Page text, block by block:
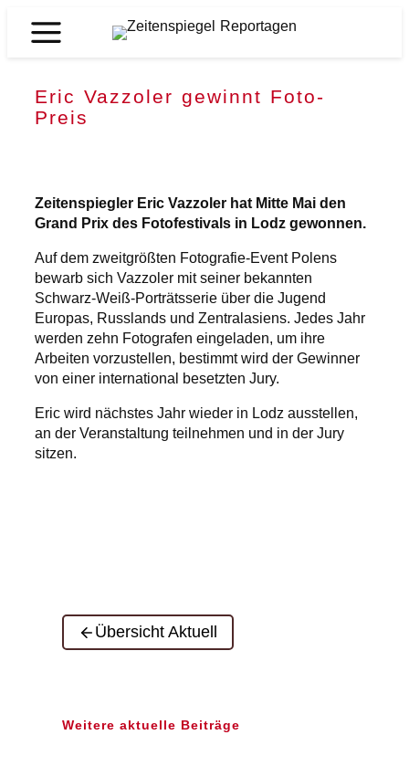
Inhalt
Zeitenspiegel
Eric Vazzoler gewinnt Foto-
Preis
Zeitenspiegler Eric Vazzoler hat Mitte Mai den
Grand Prix des Fotofestivals in Lodz gewonnen.
Auf dem zweitgrößten Fotografie-Event Polens
bewarb sich Vazzoler mit seiner bekannten
Schwarz-Weiß-Porträtsserie über die Jugend
Europas, Russlands und Zentralasiens. Jedes Jahr
werden zehn Fotografen eingeladen, um ihre
Arbeiten vorzustellen, bestimmt wird der Gewinner
von einer international besetzten Jury.
Eric wird nächstes Jahr wieder in Lodz ausstellen,
an der Veranstaltung teilnehmen und in der Jury
sitzen.
Übersicht Aktuell
Weitere aktuelle Beiträge